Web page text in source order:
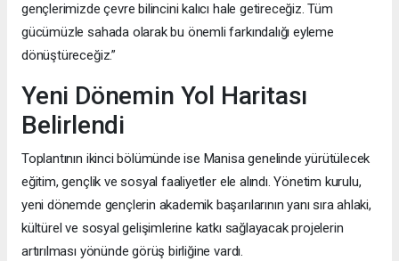
gençlerimizde çevre bilincini kalıcı hale getireceğiz. Tüm
gücümüzle sahada olarak bu önemli farkındalığı eyleme
dönüştüreceğiz.”
Yeni Dönemin Yol Haritası
Belirlendi
Toplantının ikinci bölümünde ise Manisa genelinde yürütülecek
eğitim, gençlik ve sosyal faaliyetler ele alındı. Yönetim kurulu,
yeni dönemde gençlerin akademik başarılarının yanı sıra ahlaki,
kültürel ve sosyal gelişimlerine katkı sağlayacak projelerin
artırılması yönünde görüş birliğine vardı.